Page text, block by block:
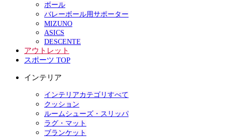
ボール
バレーボール用サポーター
MIZUNO
ASICS
DESCENTE
アウトレット
スポーツ TOP
インテリア
インテリアカテゴリすべて
クッション
ルームシューズ・スリッパ
ラグ・マット
ブランケット